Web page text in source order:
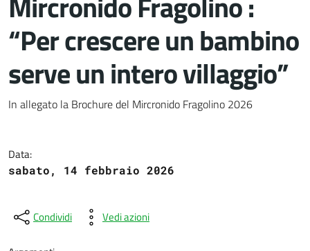
“Per crescere un bambino
serve un intero villaggio”
Dettagli del documento
In allegato la Brochure del Mircronido Fragolino 2026
Data:
sabato, 14 febbraio 2026
Condividi Vedi azioni